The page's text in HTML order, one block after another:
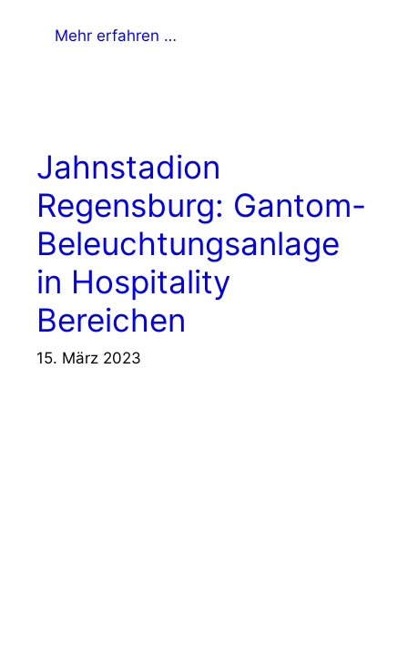
Mehr erfahren …
Jahnstadion
Regensburg: Gantom-
Beleuchtungsanlage
in Hospitality
Bereichen
15. März 2023